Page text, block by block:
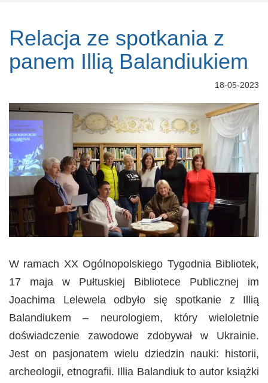
Relacja ze spotkania z
panem Illią Balandiukiem
18-05-2023
W ramach XX Ogólnopolskiego Tygodnia Bibliotek,
17 maja w Pułtuskiej Bibliotece Publicznej im
Joachima Lelewela odbyło się spotkanie z Illią
Balandiukem – neurologiem, który wieloletnie
doświadczenie zawodowe zdobywał w Ukrainie.
Jest on pasjonatem wielu dziedzin nauki: historii,
archeologii, etnografii. Illia Balandiuk to autor książki